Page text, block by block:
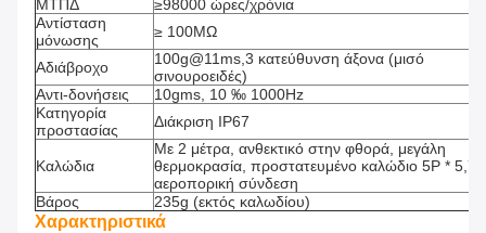
ΜΤΠΔ
≥98000 ώρες/χρόνια
Αντίσταση
μόνωσης
≥ 100MΩ
Αδιάβροχο
100g@11ms,3 κατεύθυνση άξονα (μισό
σινουροειδές)
Αντι-δονήσεις
10gms, 10 ‰ 1000Hz
Κατηγορία
προστασίας
Διάκριση IP67
Καλώδια
Με 2 μέτρα, ανθεκτικό στην φθορά, μεγάλη
θερμοκρασία, προστατευμένο καλώδιο 5P *
αεροπορική σύνδεση
Βάρος
235g (εκτός καλωδίου)
Χαρακτηριστικά